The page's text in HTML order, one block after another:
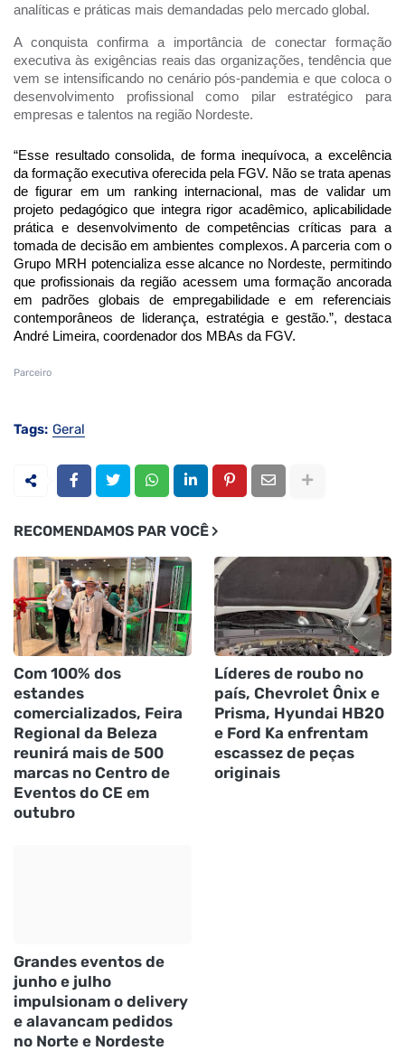
analíticas e práticas mais demandadas pelo mercado global.
A conquista confirma a importância de conectar formação
executiva às exigências reais das organizações, tendência que
vem se intensificando no cenário pós-pandemia e que coloca o
desenvolvimento profissional como pilar estratégico para
empresas e talentos na região Nordeste.
“Esse resultado consolida, de forma inequívoca, a excelência
da formação executiva oferecida pela FGV. Não se trata apenas
de figurar em um ranking internacional, mas de validar um
projeto pedagógico que integra rigor acadêmico, aplicabilidade
prática e desenvolvimento de competências críticas para a
tomada de decisão em ambientes complexos. A parceria com o
Grupo MRH potencializa esse alcance no Nordeste, permitindo
que profissionais da região acessem uma formação ancorada
em padrões globais de empregabilidade e em referenciais
contemporâneos de liderança, estratégia e gestão.”, destaca
André Limeira, coordenador dos MBAs da FGV.
Parceiro
Tags: Geral
RECOMENDAMOS PAR VOCÊ
Com 100% dos
estandes
comercializados, Feira
Regional da Beleza
reunirá mais de 500
marcas no Centro de
Eventos do CE em
outubro
Líderes de roubo no
país, Chevrolet Ônix e
Prisma, Hyundai HB20
e Ford Ka enfrentam
escassez de peças
originais
Grandes eventos de
junho e julho
impulsionam o delivery
e alavancam pedidos
no Norte e Nordeste